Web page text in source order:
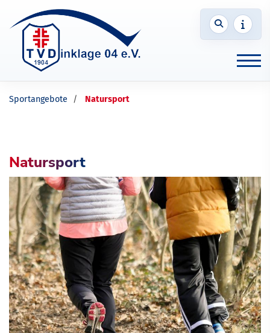
Sportangebote Natursport
Natursport